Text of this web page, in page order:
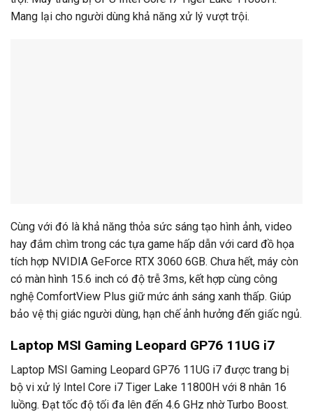
Mang lại cho người dùng khả năng xử lý vượt trội.
Cùng với đó là khả năng thỏa sức sáng tạo hình ảnh, video
hay đắm chìm trong các tựa game hấp dẫn với card đồ họa
tích hợp NVIDIA GeForce RTX 3060 6GB. Chưa hết, máy còn
có màn hình 15.6 inch có độ trễ 3ms, kết hợp cùng công
nghệ ComfortView Plus giữ mức ánh sáng xanh thấp. Giúp
bảo vệ thị giác người dùng, hạn chế ảnh hưởng đến giấc ngủ.
Laptop MSI Gaming Leopard GP76 11UG i7
Laptop MSI Gaming Leopard GP76 11UG i7 được trang bị
bộ vi xử lý Intel Core i7 Tiger Lake 11800H với 8 nhân 16
luồng. Đạt tốc độ tối đa lên đến 4.6 GHz nhờ Turbo Boost.